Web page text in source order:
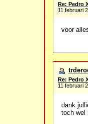
Re: Pedro
11 februari
voor
Re: Pedro
11 februari
dank
toch wel